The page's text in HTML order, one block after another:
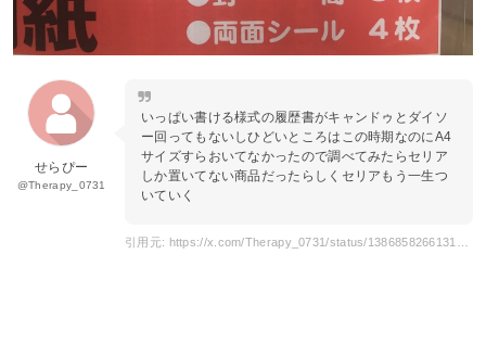
せらぴー
@Therapy_0731
いっぱい書ける様式の履歴書がキャンドゥとダイソ
ー回ってもないしひどいところはこの時期なのにA4
サイズすらおいてなかったので調べてみたらセリア
しか置いてない商品だったらしくセリアもう一生つ
いていく